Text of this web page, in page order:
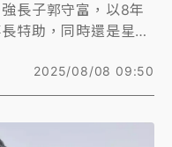
長子郭守富，以8年
特助，同時還是星科
Systems Corp.董
更獨挑大樑，以集團
自主持集團首項AI產
，未來被看好具有接
2025/08/08 09:50